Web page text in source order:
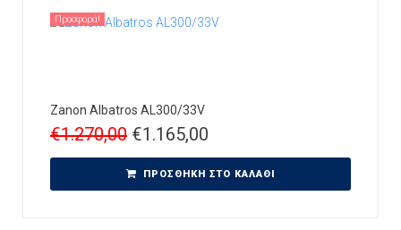
Προσφορά!
Zanon Albatros AL300/33V
€1.270,00 €1.165,00
ΠΡΟΣΘΉΚΗ ΣΤΟ ΚΑΛΆΘΙ